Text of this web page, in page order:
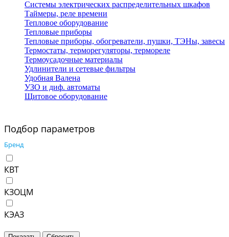
Системы электрических распределительных шкафов
Таймеры, реле времени
Тепловое оборудование
Тепловые приборы
Тепловые приборы, обогреватели, пушки, ТЭНы, завесы
Термостаты, терморегуляторы, термореле
Термоусадочные материалы
Удлинители и сетевые фильтры
Удобная Валена
УЗО и диф. автоматы
Щитовое оборудование
Подбор параметров
Бренд
КВТ
КЗОЦМ
КЭАЗ